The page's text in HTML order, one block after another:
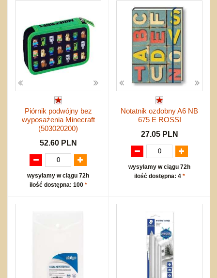
Piórnik podwójny bez
wyposażenia Minecraft
(503020200)
52.60 PLN
wysyłamy w ciągu 72h
ilość dostępna: 100 *
Notatnik ozdobny A6 NB
675 E ROSSI
27.05 PLN
wysyłamy w ciągu 72h
ilość dostępna: 4 *